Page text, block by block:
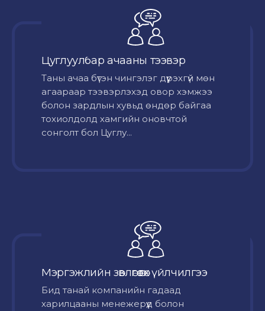
Цуглуулбар ачааны тээвэр
Таны ачаа бүтэн чингэлэг дүүрэхгүй мөн
агаараар тээвэрлэхэд овор хэмжээ
болон зардлын хувьд өндөр байгаа
тохиолдолд хамгийн оновчтой
сонголт бол Цуглу...
Мэргэжлийн зөвлөгөө өгөх үйлчилгээ
Бид танай компанийн гадаад
харилцааны менежерүүд болон